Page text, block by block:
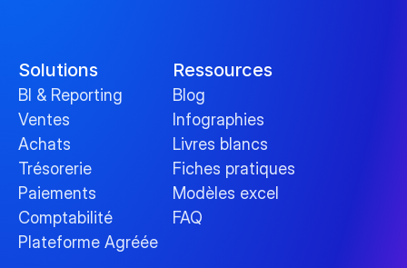
Solutions
BI & Reporting
Ventes
Achats
Trésorerie
Paiements
Comptabilité
Plateforme Agréée
Ressources
Blog
Infographies
Livres blancs
Fiches pratiques
Modèles excel
FAQ